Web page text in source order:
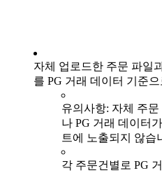
자체 업로드한 주문 파일
를 PG 거래 데이터 기준
유의사항: 자체 주
나 PG 거래 데이터
트에 노출되지 않습
각 주문건별로 PG